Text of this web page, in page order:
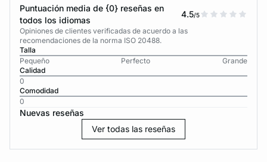
Puntuación media de {0} reseñas en
todos los idiomas
4.5/5
Opiniones de clientes verificadas de acuerdo a las
recomendaciones de la norma ISO 20488.
Talla
Pequeño
Perfecto
Grande
Calidad
0
Comodidad
0
Nuevas reseñas
Ver todas las reseñas